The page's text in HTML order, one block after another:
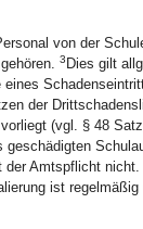
von der
3 Dies gilt
eines
der
(vgl. § 48
der Amtspflicht nicht.
ist